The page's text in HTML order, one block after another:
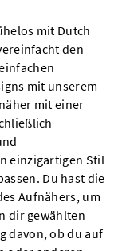
mit Dutch
den
mit unserem
mit einer
einzigartigen Stil
Du hast die
Aufnähers, um
dir gewählten
davon, ob du auf